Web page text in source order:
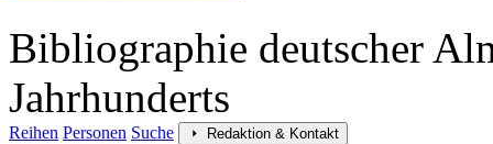
Bibliographie deutscher
Jahrhunderts
Reihen Personen Suche Redaktion & Kontakt